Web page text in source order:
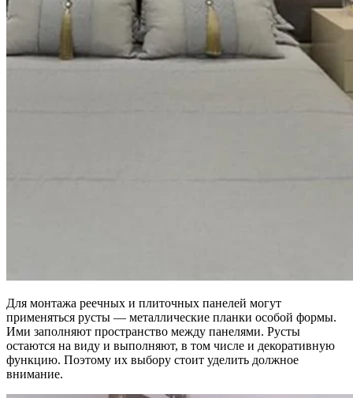
Для монтажа реечных и плиточных панелей могут
применяться русты — металлические планки особой формы.
Ими заполняют пространство между панелями. Русты
остаются на виду и выполняют, в том числе и декоративную
функцию. Поэтому их выбору стоит уделить должное
внимание.